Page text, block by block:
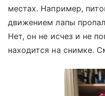
местах. Например,
движением лапы
Нет, он не исчез и не
находится на снимке.